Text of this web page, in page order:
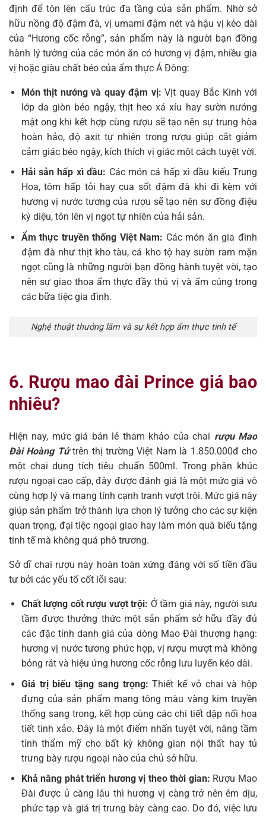
định để tôn lên cấu trúc đa tầng của sản phẩm. Nhờ sở
hữu nồng độ đậm đà, vị umami đậm nét và hậu vị kéo dài
của “Hương cốc rỗng”, sản phẩm này là người bạn đồng
hành lý tưởng của các món ăn có hương vị đậm, nhiều gia
vị hoặc giàu chất béo của ẩm thực Á Đông:
Món thịt nướng và quay đậm vị: Vịt quay Bắc Kinh với
lớp da giòn béo ngậy, thịt heo xá xíu hay sườn nướng
mật ong khi kết hợp cùng rượu sẽ tạo nên sự trung hòa
hoàn hảo, độ axit tự nhiên trong rượu giúp cắt giảm
cảm giác béo ngậy, kích thích vị giác một cách tuyệt vời.
Hải sản hấp xì dầu: Các món cá hấp xì dầu kiểu Trung
Hoa, tôm hấp tỏi hay cua sốt đậm đà khi đi kèm với
hương vị nước tương của rượu sẽ tạo nên sự đồng điệu
kỳ diệu, tôn lên vị ngọt tự nhiên của hải sản.
Ẩm thực truyền thống Việt Nam: Các món ăn gia đình
đậm đà như thịt kho tàu, cá kho tộ hay sườn ram mặn
ngọt cũng là những người bạn đồng hành tuyệt vời, tạo
nên sự giao thoa ẩm thực đầy thú vị và ấm cúng trong
các bữa tiệc gia đình.
Nghệ thuật thưởng lãm và sự kết hợp ẩm thực tinh tế
6. Rượu mao đài Prince giá bao
nhiêu?
Hiện nay, mức giá bán lẻ tham khảo của chai rượu Mao
Đài Hoàng Tửtrên thị trường Việt Nam là 1.850.000đ cho
một chai dung tích tiêu chuẩn 500ml. Trong phân khúc
rượu ngoại cao cấp, đây được đánh giá là một mức giá vô
cùng hợp lý và mang tính cạnh tranh vượt trội. Mức giá này
giúp sản phẩm trở thành lựa chọn lý tưởng cho các sự kiện
quan trọng, đại tiệc ngoại giao hay làm món quà biếu tặng
tinh tế mà không quá phô trương.
Sở dĩ chai rượu này hoàn toàn xứng đáng với số tiền đầu
tư bởi các yếu tố cốt lõi sau:
Chất lượng cốt rượu vượt trội: Ở tầm giá này, người sưu
tầm được thưởng thức một sản phẩm sở hữu đầy đủ
các đặc tính danh giá của dòng Mao Đài thượng hạng:
hương vị nước tương phức hợp, vị rượu mượt mà không
bỏng rát và hiệu ứng hương cốc rỗng lưu luyến kéo dài.
Giá trị biếu tặng sang trọng: Thiết kế vỏ chai và hộp
đựng của sản phẩm mang tông màu vàng kim truyền
thống sang trọng, kết hợp cùng các chi tiết dập nổi họa
tiết tinh xảo. Đây là một điểm nhấn tuyệt vời, nâng tầm
tính thẩm mỹ cho bất kỳ không gian nội thất hay tủ
trưng bày rượu ngoại nào của chủ sở hữu.
Khả năng phát triển hương vị theo thời gian: Rượu Mao
Đài được ủ càng lâu thì hương vị càng trở nên êm dịu,
phức tạp và giá trị trưng bày càng cao. Do đó, việc lưu